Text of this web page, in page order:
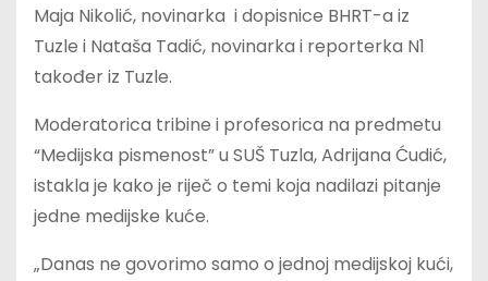
Maja Nikolić, novinarka i dopisnice BHRT-a iz
Tuzle i Nataša Tadić, novinarka i reporterka N1
također iz Tuzle.
Moderatorica tribine i profesorica na predmetu
“Medijska pismenost” u SUŠ Tuzla, Adrijana Ćudić,
istakla je kako je riječ o temi koja nadilazi pitanje
jedne medijske kuće.
„Danas ne govorimo samo o jednoj medijskoj kući,